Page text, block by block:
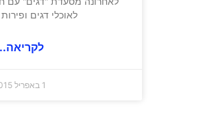
לאוכלי דגים
1 באפריל 2015